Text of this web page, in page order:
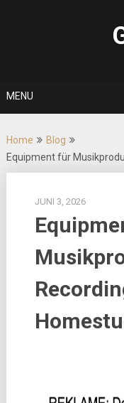
MENU
Home
Blog
Equipment für
JUNI 3, 2026